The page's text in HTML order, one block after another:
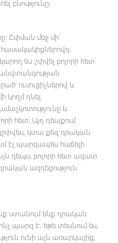
բնությունը։
Շփման մեջ մի՛
ես շփվել բոլորի հետ՝
ուսուցիչներով և
կողմ դնել
և
հետ։ Այդ դեպքում
կշփվես, կտա քեզ դրական
էլ պարզապես հաճելի
դեպս, բոլորի հետ ազատ
ազդեցություն
ստանում ենք դրական
պարզ է․ եթե տեսնում ես,
ունի այն առարկայից,